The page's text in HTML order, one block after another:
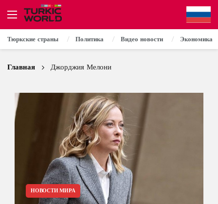
Тюркские страны Политика Видео новости Экономика
Главная Джорджия Мелони
НОВОСТИ МИРА